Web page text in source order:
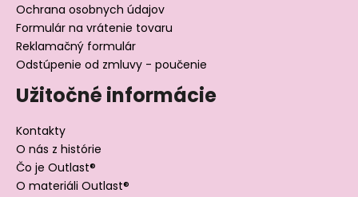
Ochrana osobnych údajov
Formulár na vrátenie tovaru
Reklamačný formulár
Odstúpenie od zmluvy - poučenie
Užitočné informácie
Kontakty
O nás z histórie
Čo je Outlast®
O materiáli Outlast®